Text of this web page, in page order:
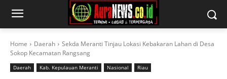
Home Daerah
Sekda Meranti Tinjau Lokasi Kebakaran Lahan di Desa
Sokop Kecamatan Rangsang
Daerah Kab. Kepulauan Meranti Nasional Riau